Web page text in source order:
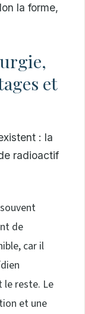
la forme,
et
: la
radioactif
de
car il
reste. Le
et une